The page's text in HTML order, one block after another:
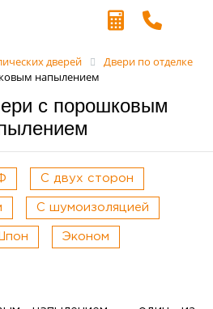
дверей
Двери по отделке
напылением
с порошковым
С двух сторон
С шумоизоляцией
Эконом